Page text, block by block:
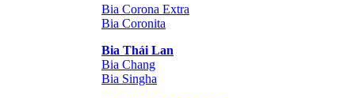
Bia Corona Extra
Bia Coronita
Bia Thái Lan
Bia Chang
Bia Singha